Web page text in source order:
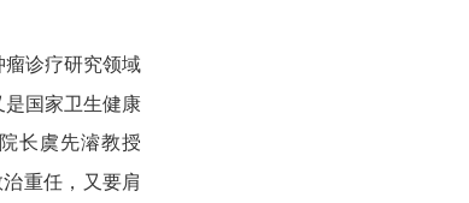
诊疗研究领域
是国家卫生健康
长虞先濬教授
重任，又要肩